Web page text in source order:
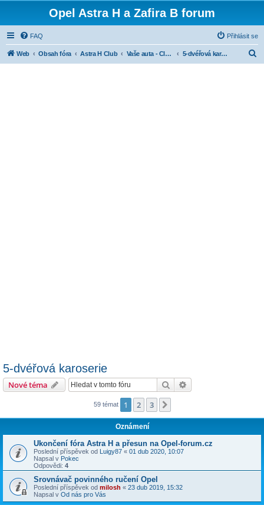
Opel Astra H a Zafira B forum
FAQ Přihlásit se
Web Obsah fóra Astra H Club Vaše auta - Club cars 5-dvéřová karoserie
5-dvéřová karoserie
Nové téma Hledat
59 témat 1 2 3
Oznámení
Ukončení fóra Astra H a přesun na Opel-forum.cz
Poslední příspěvek od Luigy87 « 01 dub 2020, 10:07
Napsal v Pokec
Odpovědi: 4
Srovnávač povinného ručení Opel
Poslední příspěvek od milosh « 23 dub 2019, 15:32
Napsal v Od nás pro Vás